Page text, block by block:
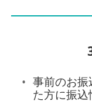
事前のお
た方に振込